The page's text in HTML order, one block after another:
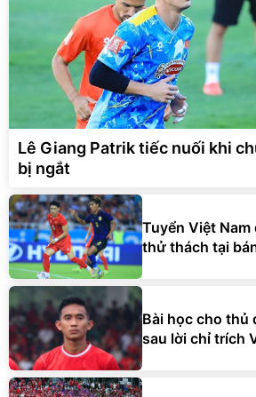
Lê Giang Patrik tiếc nuối khi
bị ngắt
Tuyển Việt Nam
thử thách tại
Bài học cho thủ
sau lời chỉ trích